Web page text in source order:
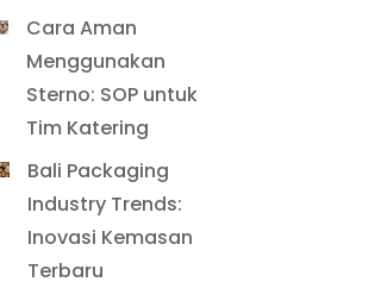
Cara Aman
Menggunakan
Sterno: SOP untuk
Tim Katering
Bali Packaging
Industry Trends:
Inovasi Kemasan
Terbaru